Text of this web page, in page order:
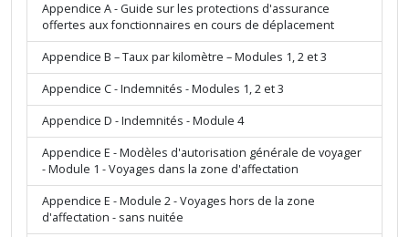
Appendice A - Guide sur les protections d'assurance
offertes aux fonctionnaires en cours de déplacement
Appendice B – Taux par kilomètre – Modules 1, 2 et 3
Appendice C - Indemnités - Modules 1, 2 et 3
Appendice D - Indemnités - Module 4
Appendice E - Modèles d'autorisation générale de voyager
- Module 1 - Voyages dans la zone d'affectation
Appendice E - Module 2 - Voyages hors de la zone
d'affectation - sans nuitée